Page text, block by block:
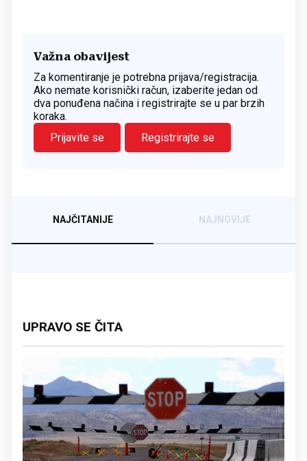
Važna obavijest
Za komentiranje je potrebna prijava/registracija.
Ako nemate korisnički račun, izaberite jedan od
dva ponuđena načina i registrirajte se u par brzih
koraka.
Prijavite se
Registrirajte se
NAJČITANIJE NAJNOVIJE
UPRAVO SE ČITA